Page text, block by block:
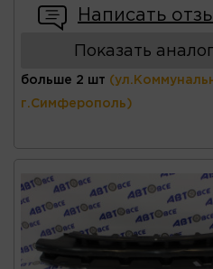
Написать
Показать
больше 2 шт
г.Симферополь)